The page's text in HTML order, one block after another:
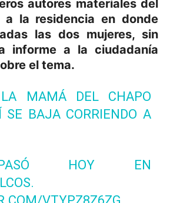
autores materiales del
a la residencia en donde
las dos mujeres, sin
informe a la ciudadanía
el tema.
MAMÁ DEL CHAPO
SE BAJA CORRIENDO A
HOY EN